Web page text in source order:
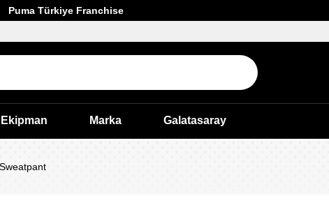
Puma Türkiye Franchise
Ekipman Marka Galatasaray